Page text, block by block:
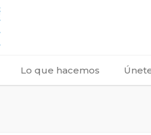
Lo que hacemos